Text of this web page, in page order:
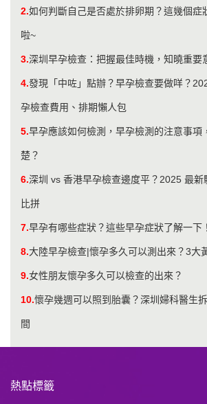
2.如何判斷自己是否處於排卵期？這幾個症
啦~
3.深圳早孕檢查：把握最佳時機，知曉重要
4.發現「中咗」點辦？早孕檢查要做咩？
孕檢查費用、排期懶人包
5.早孕應該如何檢測，早孕檢測的注意事項
楚？
6.深圳 vs 香港早孕檢查邊度平？2025 最新
比拼
7.早孕有哪些症狀？這些早孕症狀了解一下！
8.大陸早孕檢查|懷孕多久可以測出來？3大
9.女性朋友懷孕多久可以檢查的出來？
10.懷孕幾週可以照到胎囊？深圳婦科醫生
間
熱點標籤